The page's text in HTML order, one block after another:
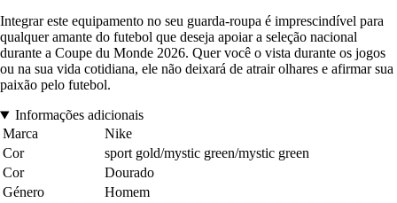
Integrar este equipamento no seu guarda-roupa é imprescindível para
qualquer amante do futebol que deseja apoiar a seleção nacional
durante a Coupe du Monde 2026. Quer você o vista durante os jogos
ou na sua vida cotidiana, ele não deixará de atrair olhares e afirmar sua
paixão pelo futebol.
Informações adicionais
Marca
Nike
Cor
sport gold/mystic green/mystic green
Cor
Dourado
Género
Homem